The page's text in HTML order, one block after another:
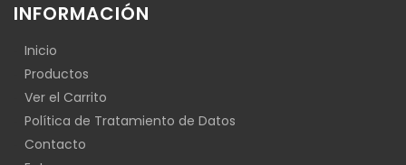
INFORMACIÓN
Inicio
Productos
Ver el Carrito
Política de Tratamiento de Datos
Contacto